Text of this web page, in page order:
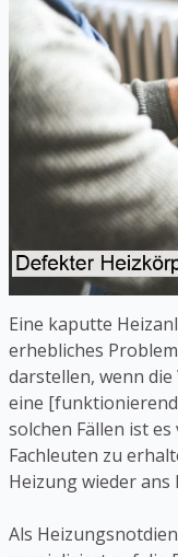
Eine kaputte
erhebliches
darstellen, wenn
eine
solchen Fällen ist
Fachleuten zu
Heizung wieder ans
Als